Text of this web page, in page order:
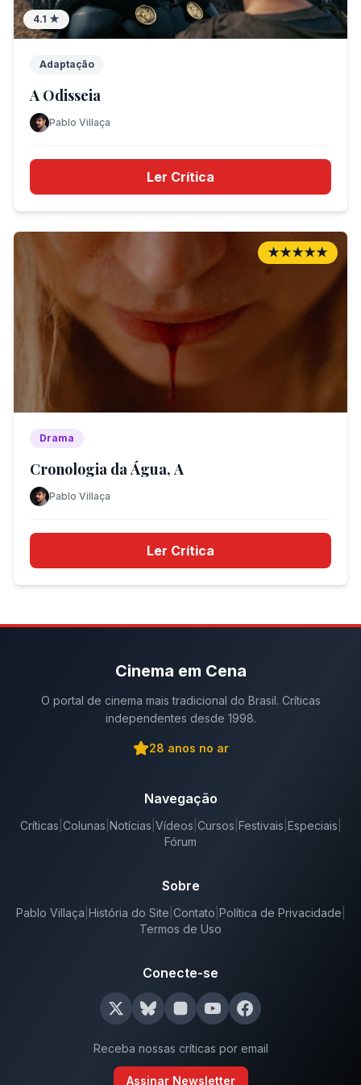
4.1 ★
Adaptação
A Odisseia
Pablo Villaça
Ler Crítica
★★★★★
Drama
Cronologia da Água, A
Pablo Villaça
Ler Crítica
Cinema em Cena
O portal de cinema mais tradicional do Brasil. Críticas
independentes desde 1998.
28 anos no ar
Navegação
Críticas Colunas Notícias Vídeos Cursos Festivais Especiais
Fórum
Sobre
Pablo Villaça História do Site Contato Política de Privacidade
Termos de Uso
Conecte-se
Receba nossas críticas por email
Assinar Newsletter